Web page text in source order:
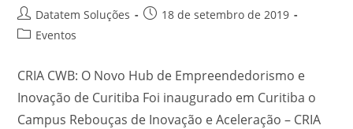
Datatem Soluções
18 de setembro de 2019
Eventos
CRIA CWB: O Novo Hub de Empreendedorismo e
Inovação de Curitiba Foi inaugurado em Curitiba o
Campus Rebouças de Inovação e Aceleração – CRIA